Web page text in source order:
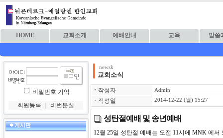
HOME 교회소개 예배안내 교육 말씀
비밀번호 기억
회원등록
비번분실
게시판
newsk
교회소식
ㆍ 작성자 Admin
ㆍ 작성일 2014-12-22 (월) 15:27
성탄절예배 및 송년예배
12월 25일 성탄절 예배는 오전 11시에 MNK 에